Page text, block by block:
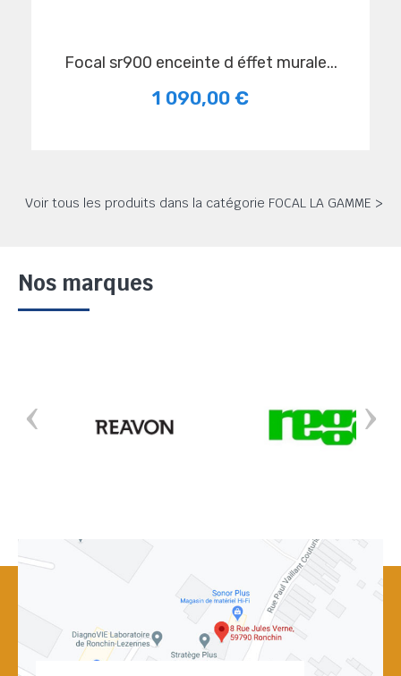
focal sr900 enceinte d éffet murale...
1 090,00 €
Voir tous les produits dans la catégorie FOCAL LA GAMME >
Nos marques